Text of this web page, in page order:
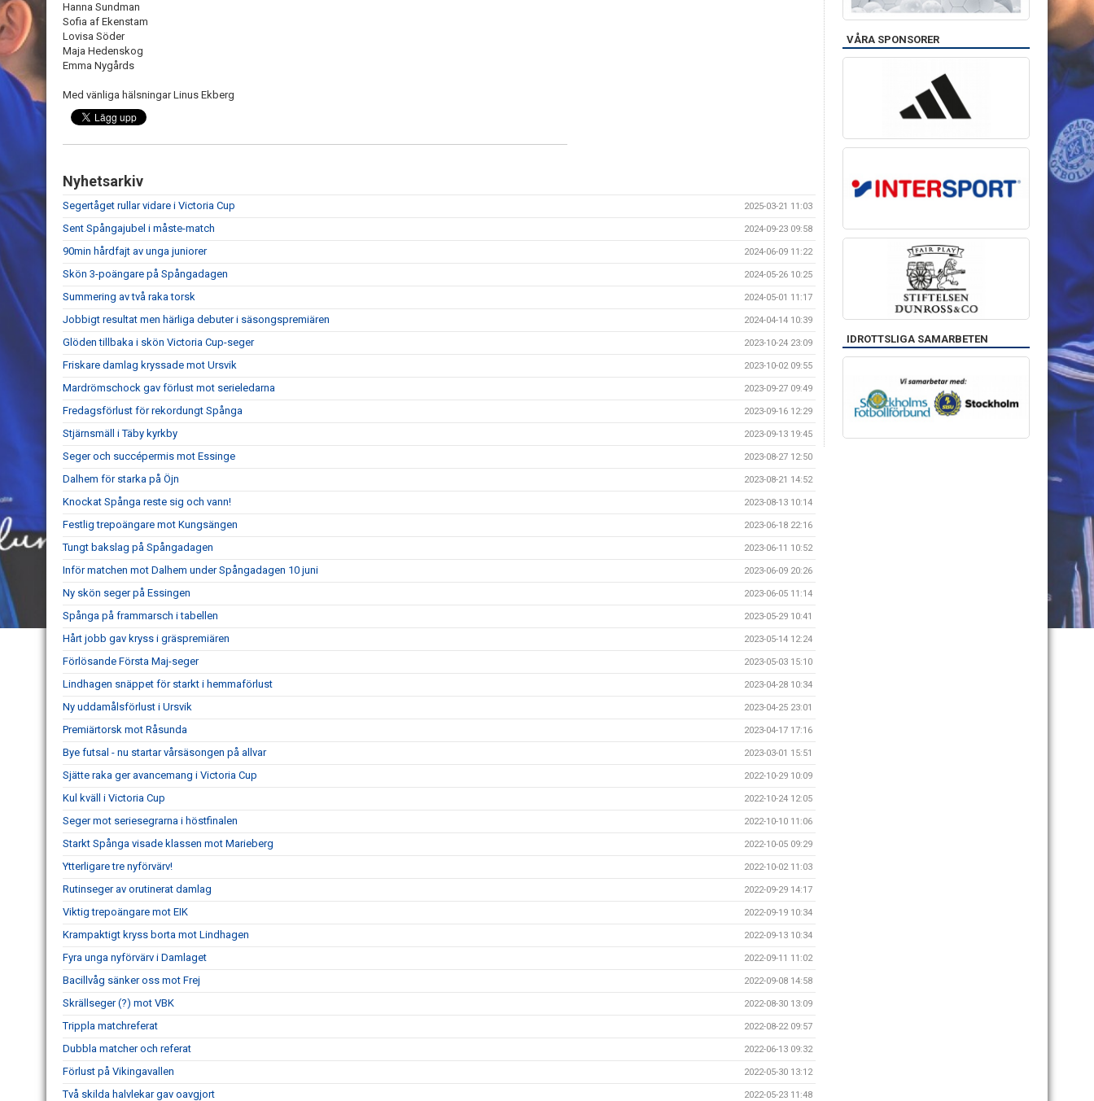
Hanna Sundman
Sofia af Ekenstam
Lovisa Söder
Maja Hedenskog
Emma Nygårds
Med vänliga hälsningar Linus Ekberg
Nyhetsarkiv
Segertåget rullar vidare i Victoria Cup 2025-03-21 11:03
Sent Spångajubel i måste-match 2024-09-23 09:58
90min hårdfajt av unga juniorer 2024-06-09 11:22
Skön 3-poängare på Spångadagen 2024-05-26 10:25
Summering av två raka torsk 2024-05-01 11:17
Jobbigt resultat men härliga debuter i säsongspremiären 2024-04-14 10:39
Glöden tillbaka i skön Victoria Cup-seger 2023-10-24 23:09
Friskare damlag kryssade mot Ursvik 2023-10-02 09:55
Mardrömschock gav förlust mot serieledarna 2023-09-27 09:49
Fredagsförlust för rekordungt Spånga 2023-09-16 12:29
Stjärnsmäll i Täby kyrkby 2023-09-13 19:45
Seger och succépermis mot Essinge 2023-08-27 12:50
Dalhem för starka på Öjn 2023-08-21 14:52
Knockat Spånga reste sig och vann! 2023-08-13 10:14
Festlig trepoängare mot Kungsängen 2023-06-18 22:16
Tungt bakslag på Spångadagen 2023-06-11 10:52
Inför matchen mot Dalhem under Spångadagen 10 juni 2023-06-09 20:26
Ny skön seger på Essingen 2023-06-05 11:14
Spånga på frammarsch i tabellen 2023-05-29 10:41
Hårt jobb gav kryss i gräspremiären 2023-05-14 12:24
Förlösande Första Maj-seger 2023-05-03 15:10
Lindhagen snäppet för starkt i hemmaförlust 2023-04-28 10:34
Ny uddamålsförlust i Ursvik 2023-04-25 23:01
Premiärtorsk mot Råsunda 2023-04-17 17:16
Bye futsal - nu startar vårsäsongen på allvar 2023-03-01 15:51
Sjätte raka ger avancemang i Victoria Cup 2022-10-29 10:09
Kul kväll i Victoria Cup 2022-10-24 12:05
Seger mot seriesegrarna i höstfinalen 2022-10-10 11:06
Starkt Spånga visade klassen mot Marieberg 2022-10-05 09:29
Ytterligare tre nyförvärv! 2022-10-02 11:03
Rutinseger av orutinerat damlag 2022-09-29 14:17
Viktig trepoängare mot EIK 2022-09-19 10:34
Krampaktigt kryss borta mot Lindhagen 2022-09-13 10:34
Fyra unga nyförvärv i Damlaget 2022-09-11 11:02
Bacillvåg sänker oss mot Frej 2022-09-08 14:58
Skrällseger (?) mot VBK 2022-08-30 13:09
Trippla matchreferat 2022-08-22 09:57
Dubbla matcher och referat 2022-06-13 09:32
Förlust på Vikingavallen 2022-05-30 13:12
Två skilda halvlekar gav oavgjort 2022-05-23 11:48
VÅRA SPONSORER
IDROTTSLIGA SAMARBETEN